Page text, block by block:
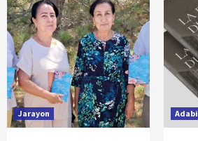
Jarayon